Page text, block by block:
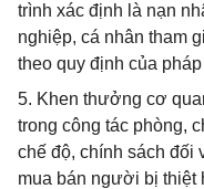
trình xác định là nạn
nghiệp, cá nhân tham
theo quy định của pháp
5. Khen thưởng cơ
trong công tác phòng,
chế độ, chính sách đối
mua bán người bị thiệt